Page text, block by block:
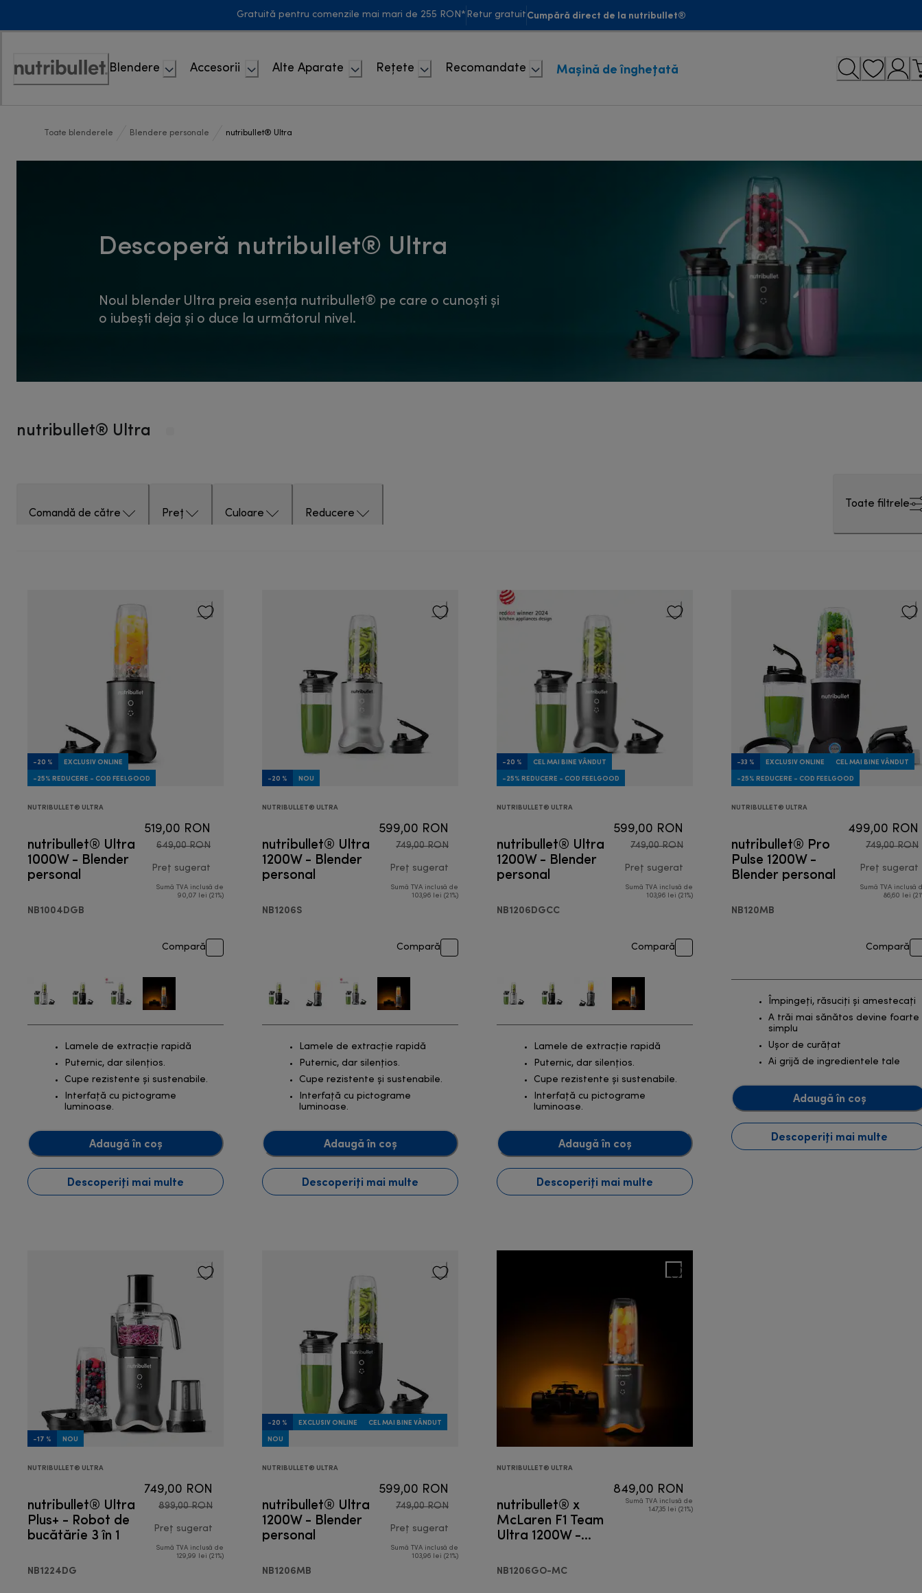
Gratuită pentru comenzile mai mari de 255 RON* Retur gratuit Cumpără direct de la nutribullet®
Accessibility
Blendere Accesorii Alte Aparate Rețete Recomandate Mașină de înghețată
Toate blenderele Blendere personale nutribullet® Ultra
Descoperă nutribullet® Ultra
Noul blender Ultra preia esența nutribullet® pe care o cunoști și
o iubești deja și o duce la următorul nivel.
nutribullet® Ultra
Comandă de către Preț Culoare Reducere
Toate filtrele
-20 %
EXCLUSIV ONLINE
-25% REDUCERE - COD FEELGOOD
NUTRIBULLET® ULTRA
nutribullet® Ultra
1000W - Blender
personal
NB1004DGB
519,00 RON
649,00 RON
Preț sugerat
preț inițial 649,00 RON
Sumă TVA inclusă de
90,07 lei (21%)
Compară
Lamele de extracție rapidă
Puternic, dar silențios.
Cupe rezistente și sustenabile.
Interfață cu pictograme
luminoase.
Adaugă în coș
Descoperiți mai multe
-20 % NOU
NUTRIBULLET® ULTRA
nutribullet® Ultra
1200W - Blender
personal
NB1206S
599,00 RON
749,00 RON
Preț sugerat
preț inițial 749,00 RON
Sumă TVA inclusă de
103,96 lei (21%)
Compară
Lamele de extracție rapidă
Puternic, dar silențios.
Cupe rezistente și sustenabile.
Interfață cu pictograme
luminoase.
Adaugă în coș
Descoperiți mai multe
-20 %
CEL MAI BINE VÂNDUT
-25% REDUCERE - COD FEELGOOD
NUTRIBULLET® ULTRA
nutribullet® Ultra
1200W - Blender
personal
NB1206DGCC
599,00 RON
749,00 RON
Preț sugerat
preț inițial 749,00 RON
Sumă TVA inclusă de
103,96 lei (21%)
Compară
Lamele de extracție rapidă
Puternic, dar silențios.
Cupe rezistente și sustenabile.
Interfață cu pictograme
luminoase.
Adaugă în coș
Descoperiți mai multe
-33 % EXCLUSIV ONLINE
CEL MAI BINE VÂNDUT
-25% REDUCERE - COD FEELGOOD
NUTRIBULLET® ULTRA
nutribullet® Pro
Pulse 1200W -
Blender personal
NB120MB
499,00 RON
749,00 RON
Preț sugerat
Sumă TVA inclusă
86,60 lei
Compară
Împingeți, răsuciți și amestecați
A trăi mai sănătos devine foarte
simplu
Ușor de curățat
Ai grijă de ingredientele tale
Adaugă în coș
Descoperiți mai multe
-17 % NOU
NUTRIBULLET® ULTRA
nutribullet® Ultra
Plus+ - Robot de
bucătărie 3 în 1
NB1224DG
749,00 RON
899,00 RON
Preț sugerat
preț inițial 899,00 RON
Sumă TVA inclusă de
129,99 lei (21%)
-20 % EXCLUSIV ONLINE
CEL MAI BINE VÂNDUT
NOU
NUTRIBULLET® ULTRA
nutribullet® Ultra
1200W - Blender
personal
NB1206MB
599,00 RON
749,00 RON
Preț sugerat
preț inițial 749,00 RON
Sumă TVA inclusă de
103,96 lei (21%)
NUTRIBULLET® ULTRA
nutribullet® x
McLaren F1 Team
Ultra 1200W -
NB1206GO-MC
849,00 RON
Sumă TVA inclusă de
147,35 lei (21%)